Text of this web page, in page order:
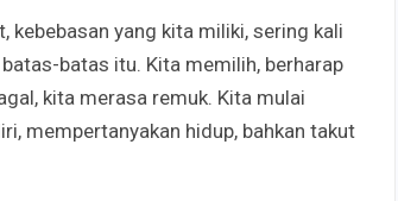
kebebasan yang kita miliki, sering kali
batas itu. Kita memilih, berharap
kita merasa remuk. Kita mulai
mempertanyakan hidup, bahkan takut